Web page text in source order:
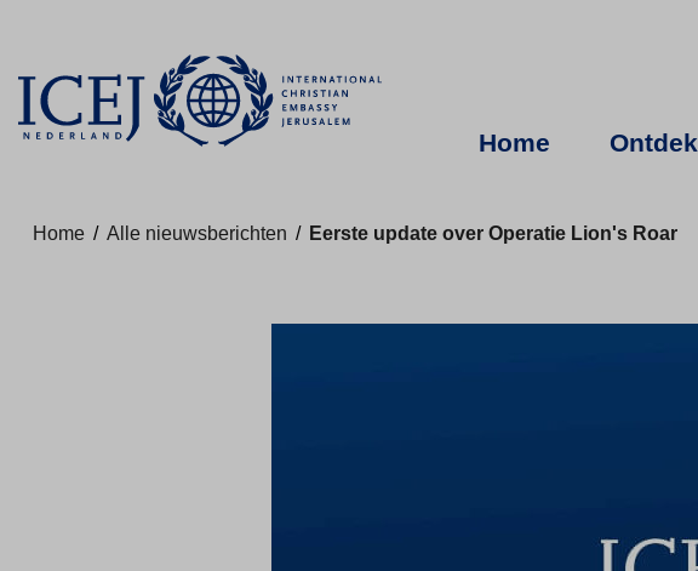
Home
Home / Alle nieuwsberichten / Eerste update over Operatie Lion's Roar